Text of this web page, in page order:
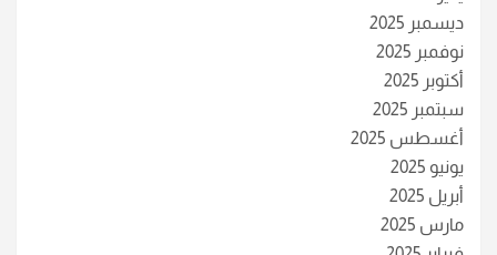
ديسمبر 2025
نوفمبر 2025
أكتوبر 2025
سبتمبر 2025
أغسطس 2025
يونيو 2025
أبريل 2025
مارس 2025